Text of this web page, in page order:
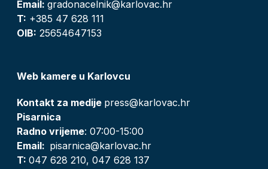
Email: gradonacelnik@karlovac.hr
T: +385 47 628 111
OIB: 25654647153
Web kamere u Karlovcu
Kontakt za medije press@karlovac.hr
Pisarnica
Radno vrijeme: 07:00-15:00
Email: pisarnica@karlovac.hr
T: 047 628 210, 047 628 137